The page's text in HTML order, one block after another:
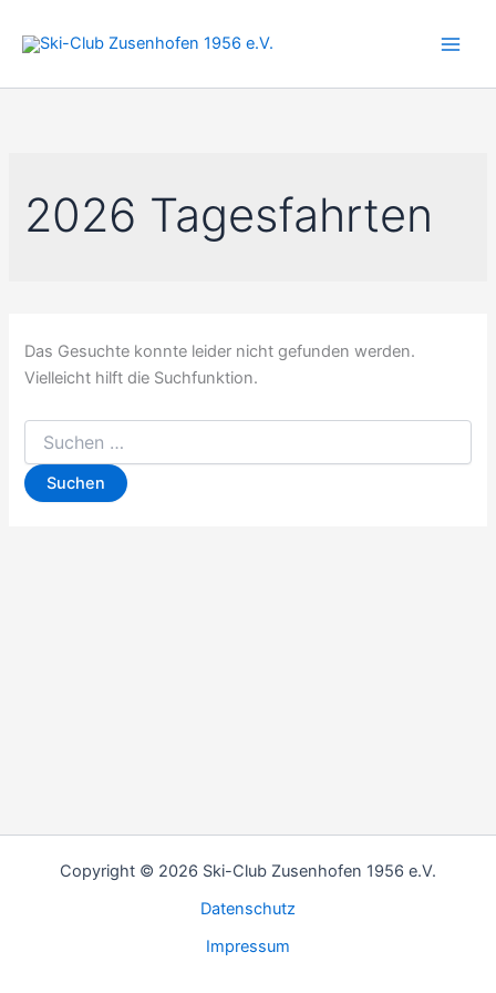
Inhalt
2026 Tagesfahrten
Das Gesuchte konnte leider nicht gefunden werden.
Vielleicht hilft die Suchfunktion.
Suchen
nach:
Copyright © 2026 Ski-Club Zusenhofen 1956 e.V.
Datenschutz
Impressum